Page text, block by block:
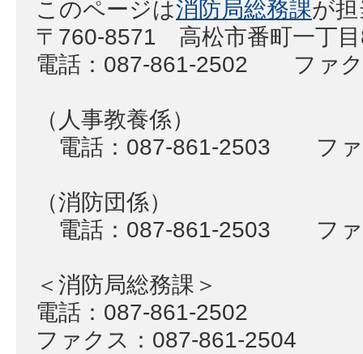
このページは消防局総務課が
〒760-8571 高松市番町一丁
電話：087-861-2502 ファク
（人事教養係）
電話：087-861-2503 ファ
（消防団係）
電話：087-861-2503 ファ
＜消防局総務課＞
電話：087-861-2502
ファクス：087-861-2504